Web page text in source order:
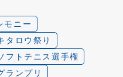
モニー
タロウ祭り
フトテニス選手権
ランプリ